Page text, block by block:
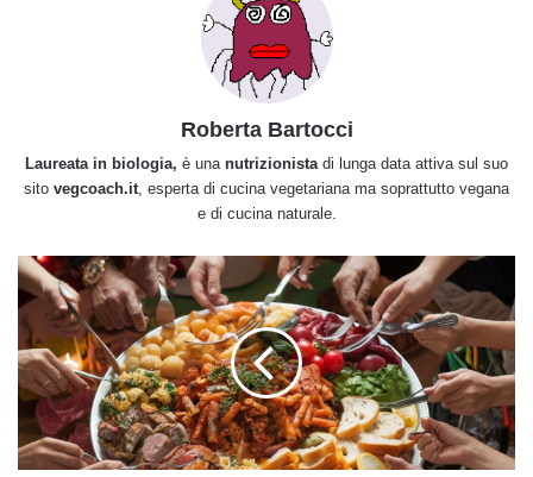
Roberta Bartocci
Laureata in biologia, è una nutrizionista di lunga data attiva sul suo
sito vegcoach.it , esperta di cucina vegetariana ma soprattutto vegana
e di cucina naturale.
Un
condominio
di
Helsinki
condivide
il
cibo
per
risparmiare